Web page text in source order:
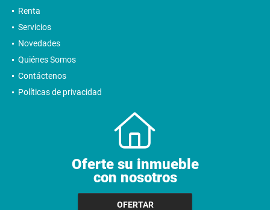
Renta
Servicios
Novedades
Quiénes Somos
Contáctenos
Políticas de privacidad
Oferte su inmueble
con nosotros
OFERTAR